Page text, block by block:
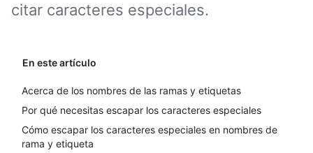
citar caracteres especiales.
En este artículo
Acerca de los nombres de las ramas y etiquetas
Por qué necesitas escapar los caracteres especiales
Cómo escapar los caracteres especiales en nombres de
rama y etiqueta